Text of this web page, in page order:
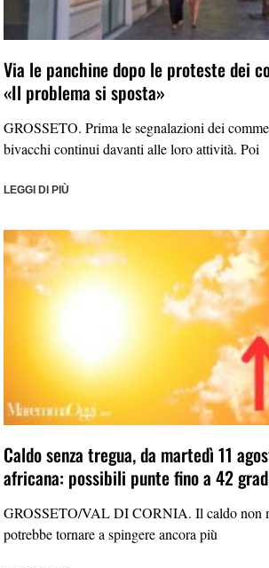
Via le panchine dopo le proteste dei
«Il problema si sposta»
GROSSETO. Prima le segnalazioni dei
bivacchi continui davanti alle loro attività. Poi
LEGGI DI PIÙ
Caldo senza tregua, da martedì 11
africana: possibili punte fino a 42
GROSSETO/VAL DI CORNIA. Il caldo non
potrebbe tornare a spingere ancora più